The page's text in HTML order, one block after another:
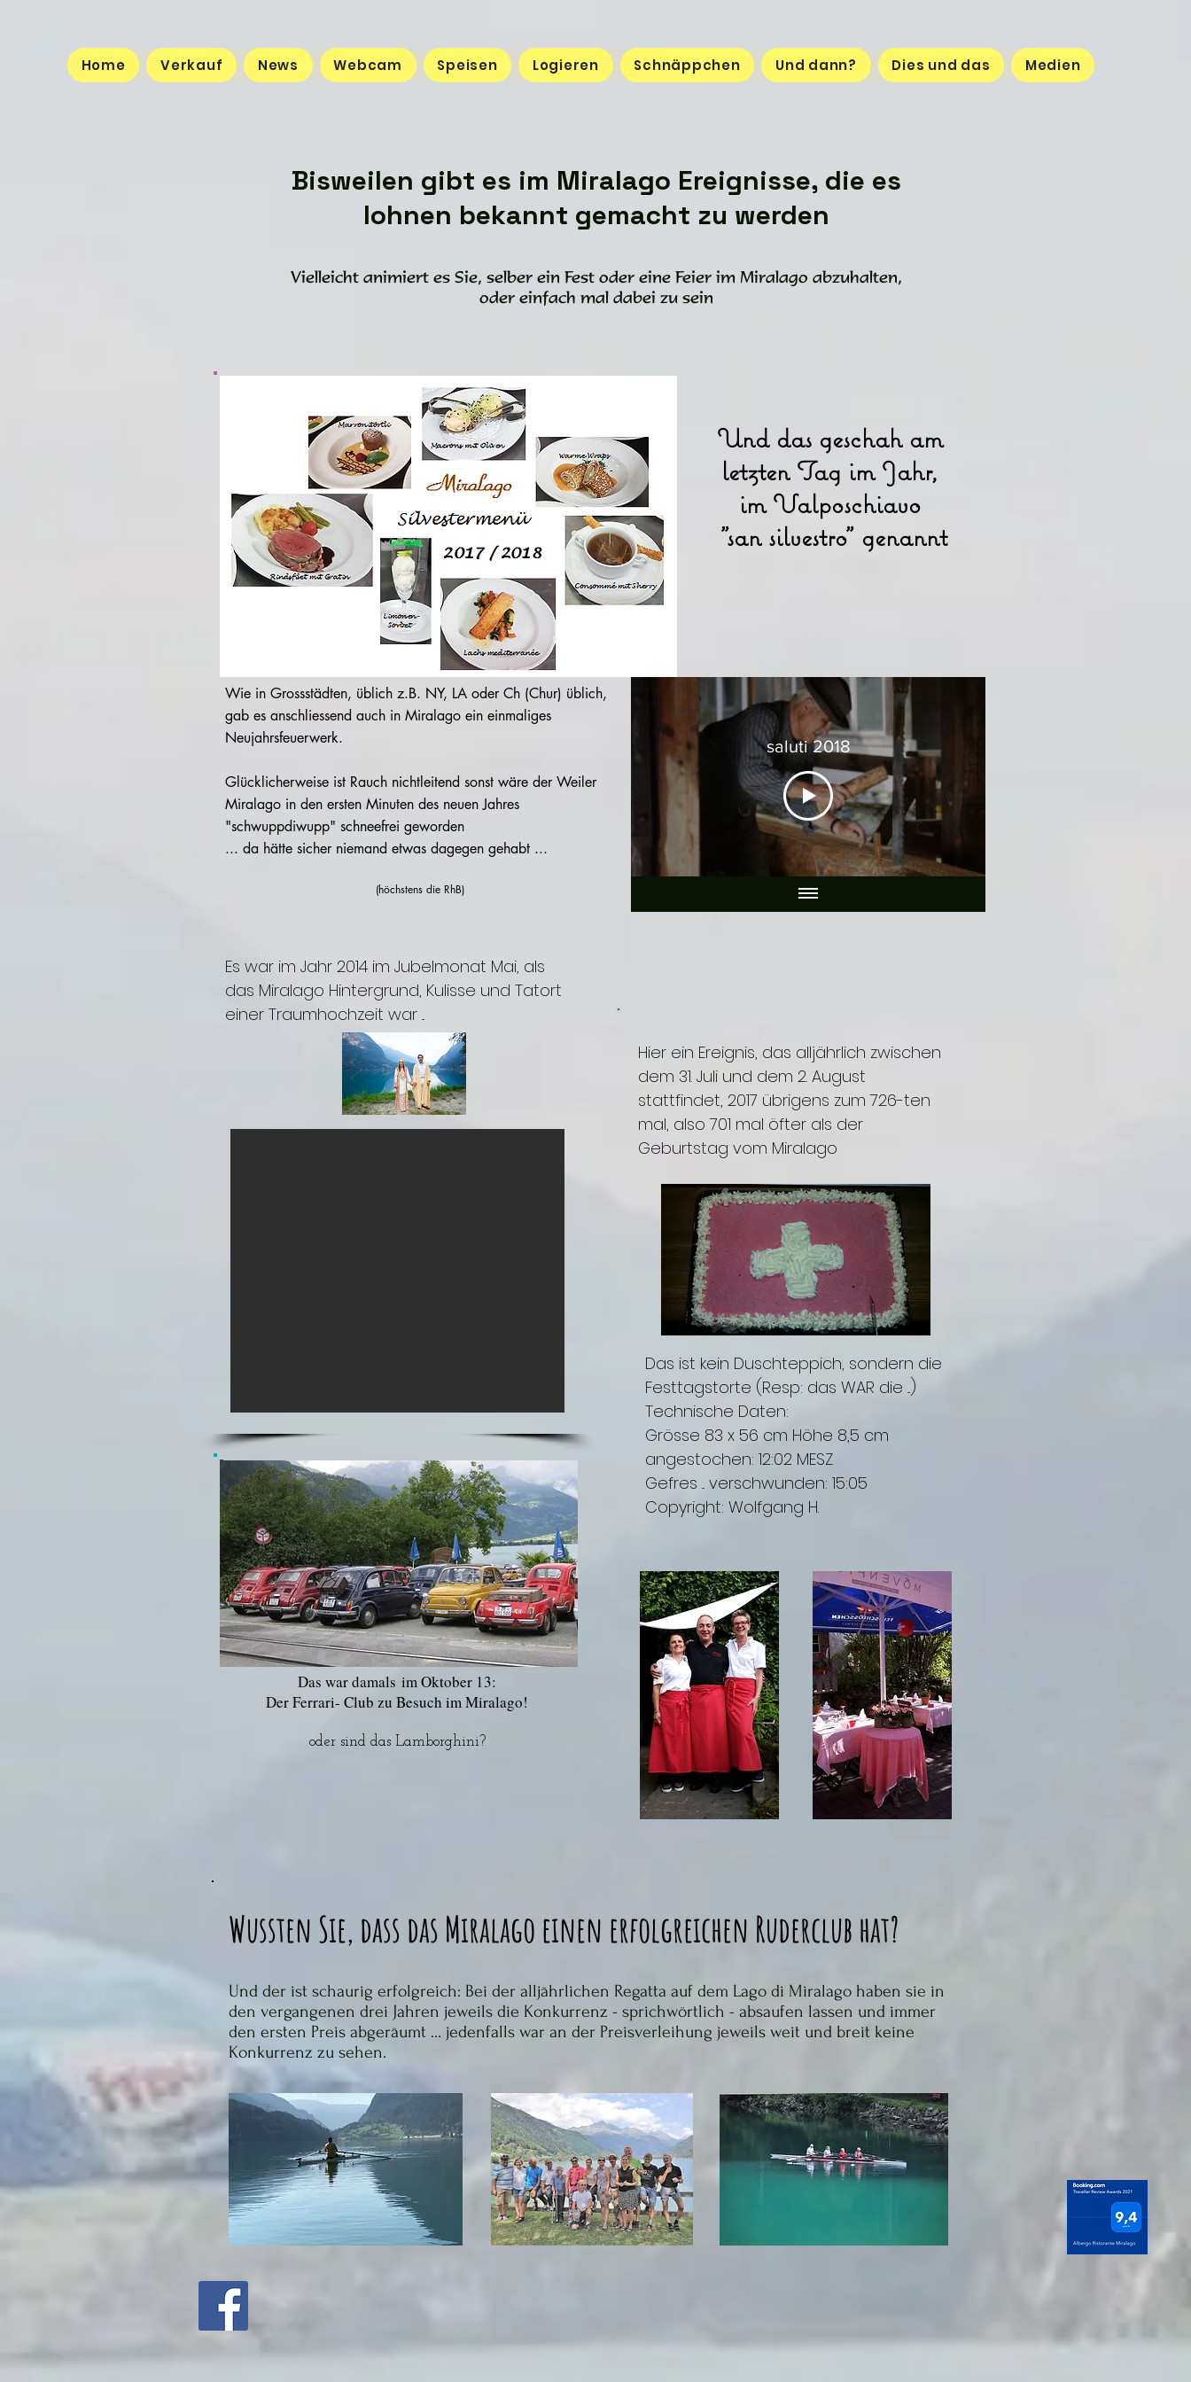
Home Verkauf News Webcam Speisen Logieren Schnäppchen Und dann? Dies und das Medien
Bisweilen gibt es im Miralago Ereignisse, die es
lohnen bekannt gemacht zu werden
Vielleicht animiert es Sie, selber ein Fest oder eine Feier im Miralago abzuhalten,
oder einfach mal dabei zu sein
Und das geschah am
letzten Tag im Jahr,
im Valposchiavo
"san silvestro" genannt
Wie in Grossstädten, üblich z.B. NY, LA oder Ch (Chur) üblich,
gab es anschliessend auch in Miralago ein einmaliges
Neujahrsfeuerwerk.
Glücklicherweise ist Rauch nichtleitend sonst wäre der Weiler
Miralago in den ersten Minuten des neuen Jahres
"schwuppdiwupp" schneefrei geworden
... da hätte sicher niemand etwas dagegen gehabt ...
(höchstens die RhB)
saluti 2018
Es war im Jahr 2014 im Jubelmonat Mai, als
das Miralago Hintergrund, Kulisse und Tatort
einer Traumhochzeit war ...
Das war damals im Oktober 13:
Der Ferrari- Club zu Besuch im Miralago!
oder sind das Lamborghini?
Hier ein Ereignis, das alljährlich zwischen
dem 31. Juli und dem 2. August
stattfindet, 2017 übrigens zum 726-ten
mal, also 701 mal öfter als der
Geburtstag vom Miralago
Das ist kein Duschteppich, sondern die
Festtagstorte (Resp: das WAR die ...)
Technische Daten:
Grösse 83 x 56 cm Höhe 8,5 cm
angestochen: 12:02 MESZ
Gefres ... verschwunden: 15:05
Copyright: Wolfgang H.
Wussten Sie, dass das Miralago einen erfolgreichen Ruderclub hat?
Und der ist schaurig erfolgreich: Bei der alljährlichen Regatta auf dem Lago di Miralago haben sie in
den vergangenen drei Jahren jeweils die Konkurrenz - sprichwörtlich - absaufen lassen und immer
den ersten Preis abgeräumt ... jedenfalls war an der Preisverleihung jeweils weit und breit keine
Konkurrenz zu sehen.